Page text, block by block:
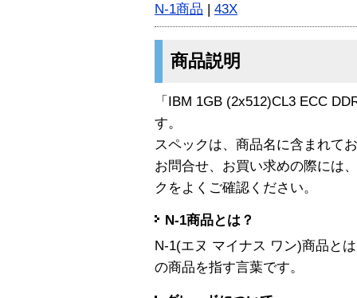
N-1商品 | 43X
商品説明
「IBM 1GB (2x512)CL3 ECC
す。
スペックは、商品名に含まれて
お問合せ、お買い求めの際には
クをよくご確認ください。
N-1商品とは？
N-1(エヌ マイナス ワン)商品と
の商品を指す言葉です。